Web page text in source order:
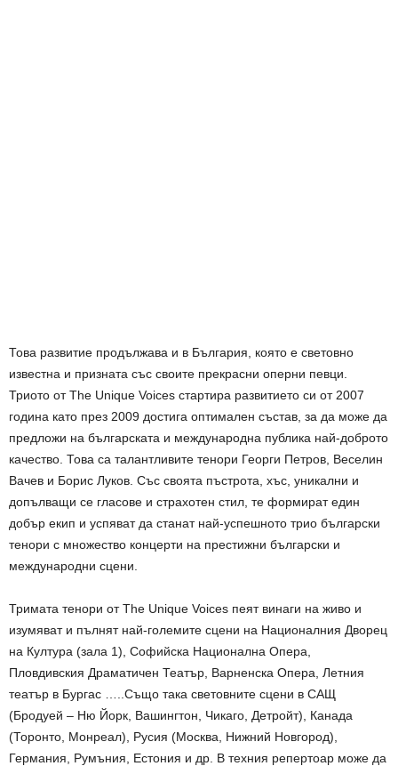
Това развитие продължава и в България, която е световно
известна и призната със своите прекрасни оперни певци.
Триото от The Unique Voices стартира развитието си от 2007
година като през 2009 достига оптимален състав, за да може да
предложи на българската и международна публика най-доброто
качество. Това са талантливите тенори Георги Петров, Веселин
Вачев и Борис Луков. Със своята пъстрота, хъс, уникални и
допълващи се гласове и страхотен стил, те формират един
добър екип и успяват да станат най-успешното трио български
тенори с множество концерти на престижни български и
международни сцени.
Тримата тенори от The Unique Voices пеят винаги на живо и
изумяват и пълнят най-големите сцени на Националния Дворец
на Култура (зала 1), Софийска Национална Опера,
Пловдивския Драматичен Театър, Варненска Опера, Летния
театър в Бургас …..Също така световните сцени в САЩ
(Бродуей – Ню Йорк, Вашингтон, Чикаго, Детройт), Канада
(Торонто, Монреал), Русия (Москва, Нижний Новгород),
Германия, Румъния, Естония и др. В техния репертоар може да